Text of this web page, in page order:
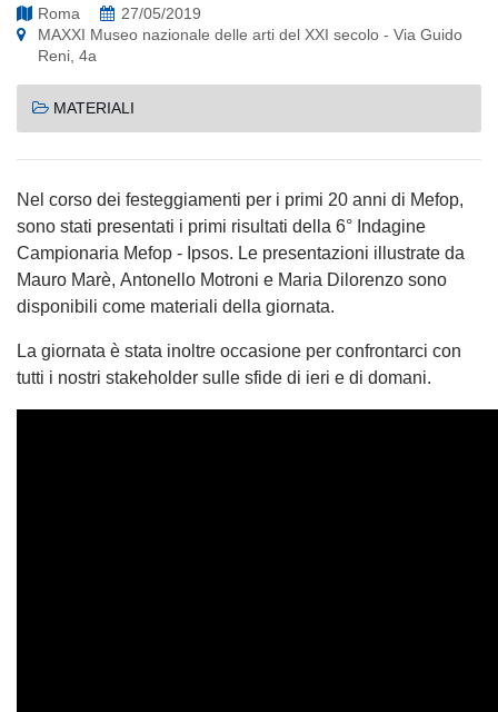
Roma
27/05/2019
MAXXI Museo nazionale delle arti del XXI secolo - Via Guido
Reni, 4a
MATERIALI
Nel corso dei festeggiamenti per i primi 20 anni di Mefop,
sono stati presentati i primi risultati della 6° Indagine
Campionaria Mefop - Ipsos. Le presentazioni illustrate da
Mauro Marè, Antonello Motroni e Maria Dilorenzo sono
disponibili come materiali della giornata.
La giornata è stata inoltre occasione per confrontarci con
tutti i nostri stakeholder sulle sfide di ieri e di domani.